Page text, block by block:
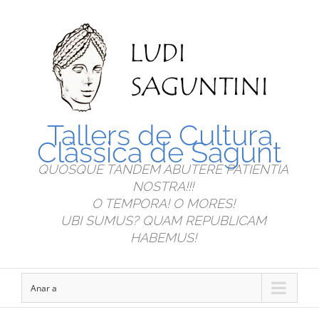
Tallers de Cultura
Clàssica de Sagunt
QUOSQUE TANDEM ABUTERE PATIENTIA
NOSTRA!!!
O TEMPORA! O MORES!
UBI SUMUS? QUAM REPUBLICAM
HABEMUS!
Anar a